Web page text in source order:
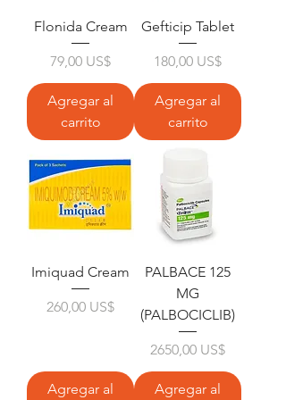
Flonida Cream
Precio
79,00 US$
Agregar al
carrito
Gefticip Tablet
Precio
180,00 US$
Agregar al
carrito
Imiquad Cream
Precio
260,00 US$
Agregar al
PALBACE 125
MG
(PALBOCICLIB)
Precio
2650,00 US$
Agregar al